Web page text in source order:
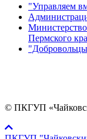
"Управляем
Пермского
© ПКГУП